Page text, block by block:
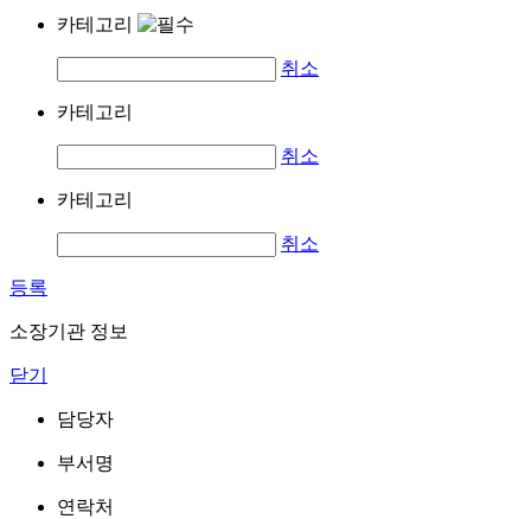
카테고리
취소
카테고리
취소
카테고리
취소
등록
소장기관 정보
닫기
담당자
부서명
연락처